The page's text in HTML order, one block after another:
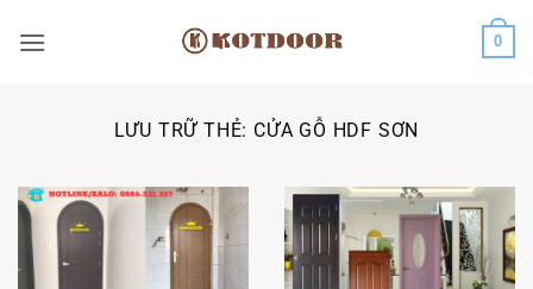
qua
0
LƯU TRỮ THẺ: CỬA GỖ HDF SƠN